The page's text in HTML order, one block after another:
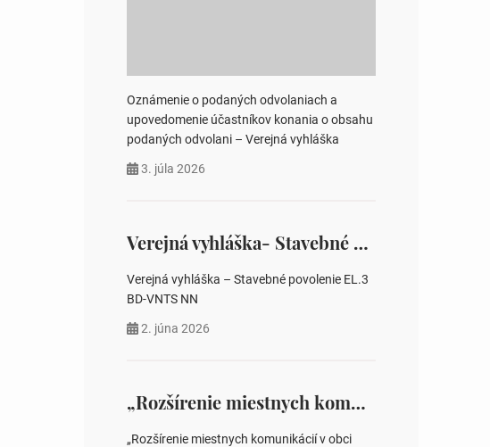
Oznámenie o podaných odvolaniach a
upovedomenie účastníkov konania o obsahu
podaných odvolani – Verejná vyhláška
3. júla 2026
Verejná vyhláška- Stavebné povolenie „Zámutov 3 BD-VN, TS, NN“
Verejná vyhláška – Stavebné povolenie EL.3
BD-VNTS NN
2. júna 2026
„Rozšírenie miestnych komunikácií v obci Zámutov“ Verejná vyhláška – Rozhodnutie
„Rozšírenie miestnych komunikácií v obci